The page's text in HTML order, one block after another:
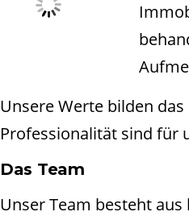
Unsere Werte bilden
Professionalität sind für
Das Team
Unser Team besteht